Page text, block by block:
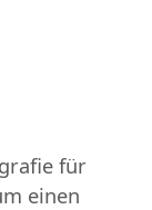
für
einen